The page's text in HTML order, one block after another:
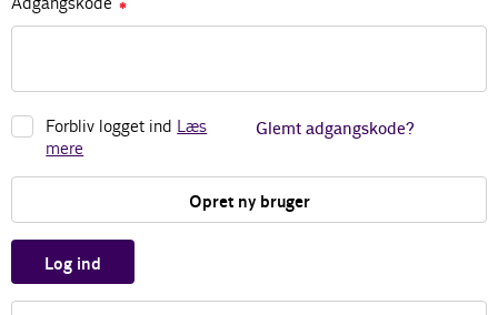
✱
Forbliv logget ind Læs
mere
Glemt adgangskode?
Opret ny bruger
Log ind